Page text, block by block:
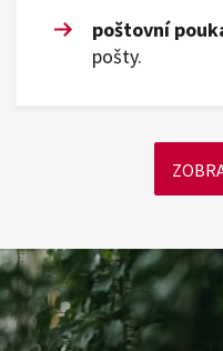
poštovní
pošty.